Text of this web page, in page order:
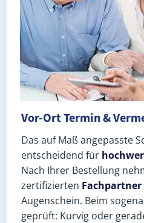
Vor-Ort Termin &
Das auf Maß angepasste
entscheidend für
Nach Ihrer Bestellung
zertifizierten Fachpartner
Augenschein. Beim
geprüft: Kurvig oder